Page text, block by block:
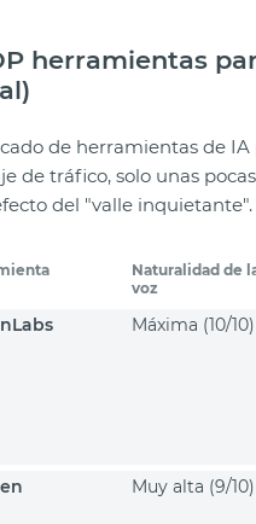
herramientas
de herramientas de
de tráfico, solo unas
del "valle inquietante".
Naturalidad de
voz
Máxima (10/10)
Muy alta (9/10)